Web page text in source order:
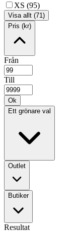
XS (95)
Visa allt (71)
Pris (kr)
Från
Till
Ok
Ett grönare val
Outlet
Butiker
Resultat